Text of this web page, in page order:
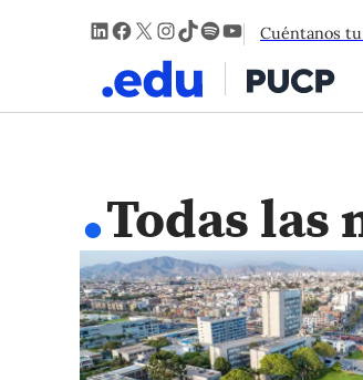
LinkedIn
Facebook
X Instagram
TikTok
Spotify
YouTube
Cuéntanos
.Todas las